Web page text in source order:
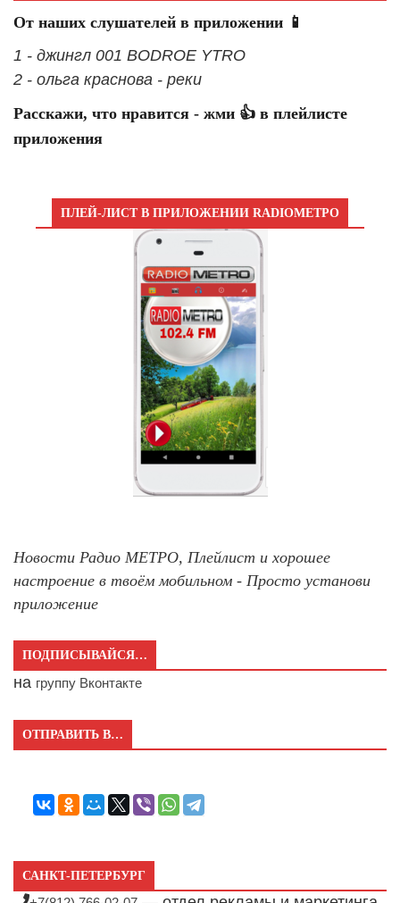
От наших слушателей в приложении 📱
1 - джингл 001 BODROE YTRO
2 - ольга краснова - реки
Расскажи, что нравится - жми 👍 в плейлисте
приложения
ПЛЕЙ-ЛИСТ В ПРИЛОЖЕНИИ RADIOМЕТРО
Новости Радио МЕТРО, Плейлист и хорошее
настроение в твоём мобильном - Просто установи
приложение
ПОДПИСЫВАЙСЯ…
на группу Вконтакте
ОТПРАВИТЬ В…
САНКТ-ПЕТЕРБУРГ